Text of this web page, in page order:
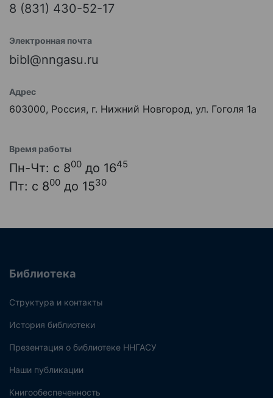
8 (831) 430-52-17
Электронная почта
bibl@nngasu.ru
Адрес
603000, Россия, г. Нижний Новгород, ул. Гоголя 1а
Время работы
Пн-Чт: с 800 до 1645
Пт: с 800 до 1530
Библиотека
Структура и контакты
История библиотеки
Презентация о библиотеке ННГАСУ
Наши публикации
Книгообеспеченность